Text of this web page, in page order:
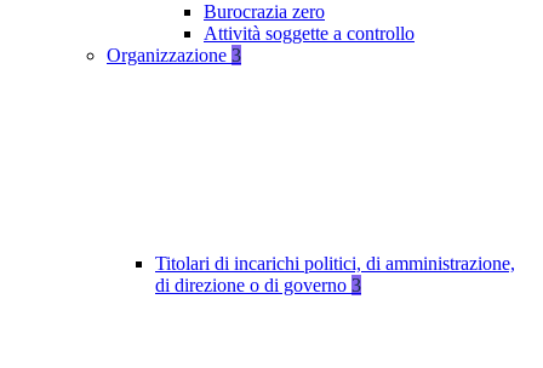
Burocrazia zero
Attività soggette a controllo
Organizzazione 3
Titolari di incarichi politici, di amministrazione,
di direzione o di governo 3